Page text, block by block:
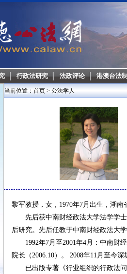
行政法研究 法政评论 港澳台法
当前位置： 首页 > 公法学人
黎军教授，女，1970年7月出生，湖
先后获中南财经政法大学法学学士
后研究。先后任教于中南财经政法大
1992年7月至2001年4月：中南财经
院长（2006.10）。 2008年11月至今
已出版专著《行业组织的行政法问